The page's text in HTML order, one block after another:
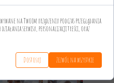
na Twoim urządzeniu podczas przeglądania
serwisu, personalizacji treści, oraz
Dostosuj Zezwól na wszystkie